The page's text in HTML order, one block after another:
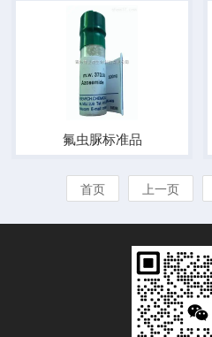
氟虫脲标准品
首页 上一页